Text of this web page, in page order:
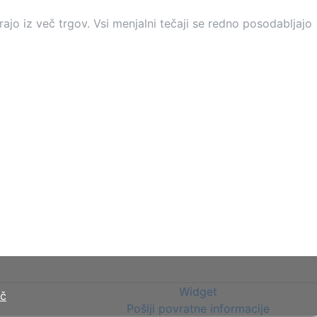
iz več trgov. Vsi menjalni tečaji se redno posodabljajo
Widget
Pošlji povratne informacije